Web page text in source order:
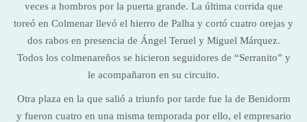
veces a hombros por la puerta grande. La última corrida que
toreó en Colmenar llevó el hierro de Palha y cortó cuatro orejas y
dos rabos en presencia de Ángel Teruel y Miguel Márquez.
Todos los colmenareños se hicieron seguidores de “Serranito” y
le acompañaron en su circuito.
Otra plaza en la que salió a triunfo por tarde fue la de Benidorm
y fueron cuatro en una misma temporada por ello, el empresario